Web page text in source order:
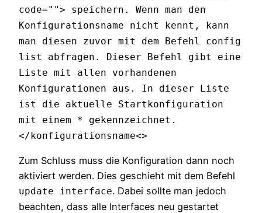
code=""> speichern. Wenn man den
Konfigurationsname nicht kennt, kann
man diesen zuvor mit dem Befehl config
list
abfragen. Dieser Befehl gibt eine
Liste mit allen vorhandenen
Konfigurationen aus. In dieser Liste
ist die aktuelle Startkonfiguration
mit einem * gekennzeichnet.
</konfigurationsname<>
Zum Schluss muss die Konfiguration dann noch
aktiviert werden. Dies geschieht mit dem Befehl
update interface. Dabei sollte man jedoch
beachten, dass alle Interfaces neu gestartet